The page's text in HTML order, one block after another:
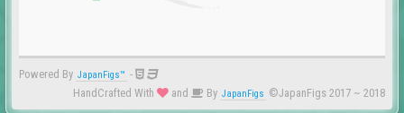
Powered By JapanFigs™ -
HandCrafted With
and By JapanFigs ©JapanFigs 2017 ~ 2018